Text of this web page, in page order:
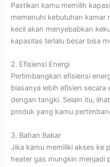
Pastikan kamu memilih
memenuhi kebutuhan kamar
kecil akan menyebabkan
kapasitas terlalu besar bisa
2. Efisiensi Energi
Pertimbangkan efisiensi
biasanya lebih efisien
dengan tangki. Selain itu,
produk yang kamu
3. Bahan Bakar
Jika kamu memiliki akses ke
heater gas mungkin menjadi